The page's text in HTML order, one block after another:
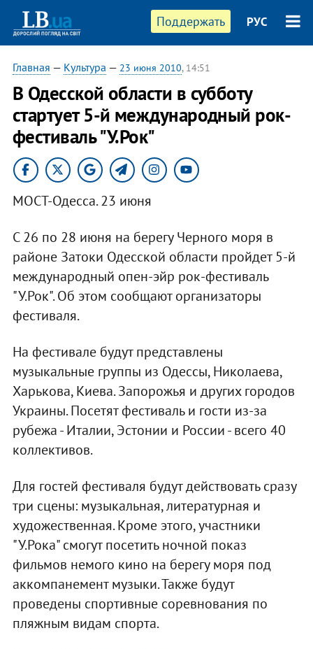
Поддержать РУС
Главная — Культура — 23 июня 2010, 14:51
В Одесской области в субботу
стартует 5-й международный рок-
фестиваль "У.Рок"
МОСТ-Одесса. 23 июня
С 26 по 28 июня на берегу Черного моря в
районе Затоки Одесской области пройдет 5-й
международный опен-эйр рок-фестиваль
"У.Рок". Об этом сообщают организаторы
фестиваля.
На фестивале будут представлены
музыкальные группы из Одессы, Николаева,
Харькова, Киева. Запорожья и других городов
Украины. Посетят фестиваль и гости из-за
рубежа - Италии, Эстонии и России - всего 40
коллективов.
Для гостей фестиваля будут действовать сразу
три сцены: музыкальная, литературная и
художественная. Кроме этого, участники
"У.Рока" смогут посетить ночной показ
фильмов немого кино на берегу моря под
аккомпанемент музыки. Также будут
проведены спортивные соревнования по
пляжным видам спорта.